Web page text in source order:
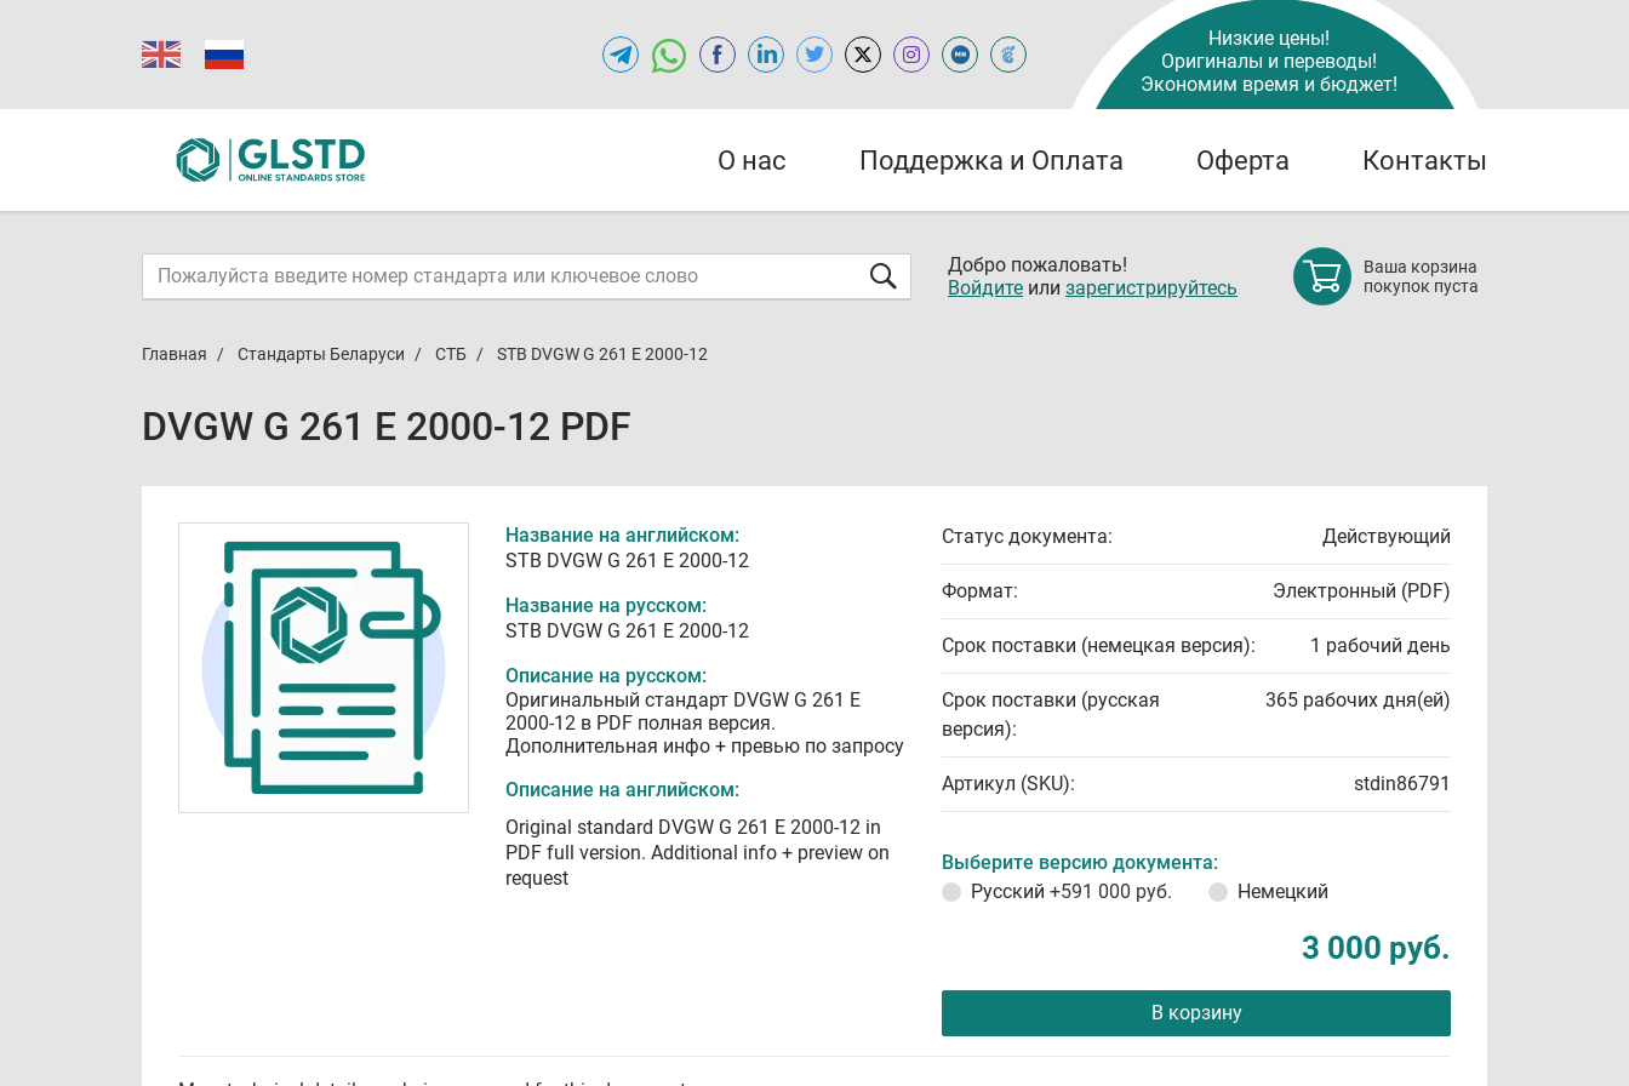
Низкие цены!
Оригиналы и переводы!
Экономим время и бюджет!
О нас Поддержка и Оплата Оферта Контакты
Добро пожаловать!
Войдите или зарегистрируйтесь
Ваша корзина
покупок пуста
Главная Стандарты Беларуси СТБ STB DVGW G 261 E 2000-12
DVGW G 261 E 2000-12 PDF
Название на английском:
STB DVGW G 261 E 2000-12
Название на русском:
STB DVGW G 261 E 2000-12
Описание на русском:
Оригинальный стандарт DVGW G 261 E
2000-12 в PDF полная версия.
Дополнительная инфо + превью по запросу
Описание на английском:
Original standard DVGW G 261 E 2000-12 in
PDF full version. Additional info + preview on
request
Статус документа: Действующий
Формат: Электронный (PDF)
Срок поставки (немецкая версия): 1 рабочий день
Срок поставки (русская
версия):
365 рабочих дня(ей)
Артикул (SKU): stdin86791
Выберите версию документа:
Русский +591 000 руб. Немецкий
3 000 руб.
В корзину